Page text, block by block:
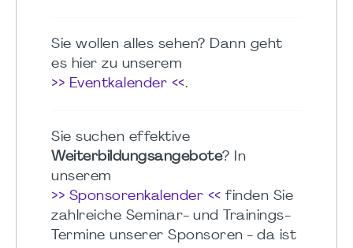
Sie wollen alles sehen? Dann geht
es hier zu unserem
>> Eventkalender <<.
Sie suchen effektive
Weiterbildungsangebote? In
unserem
>> Sponsorenkalender << finden Sie
zahlreiche Seminar- und Trainings-
Termine unserer Sponsoren - da ist